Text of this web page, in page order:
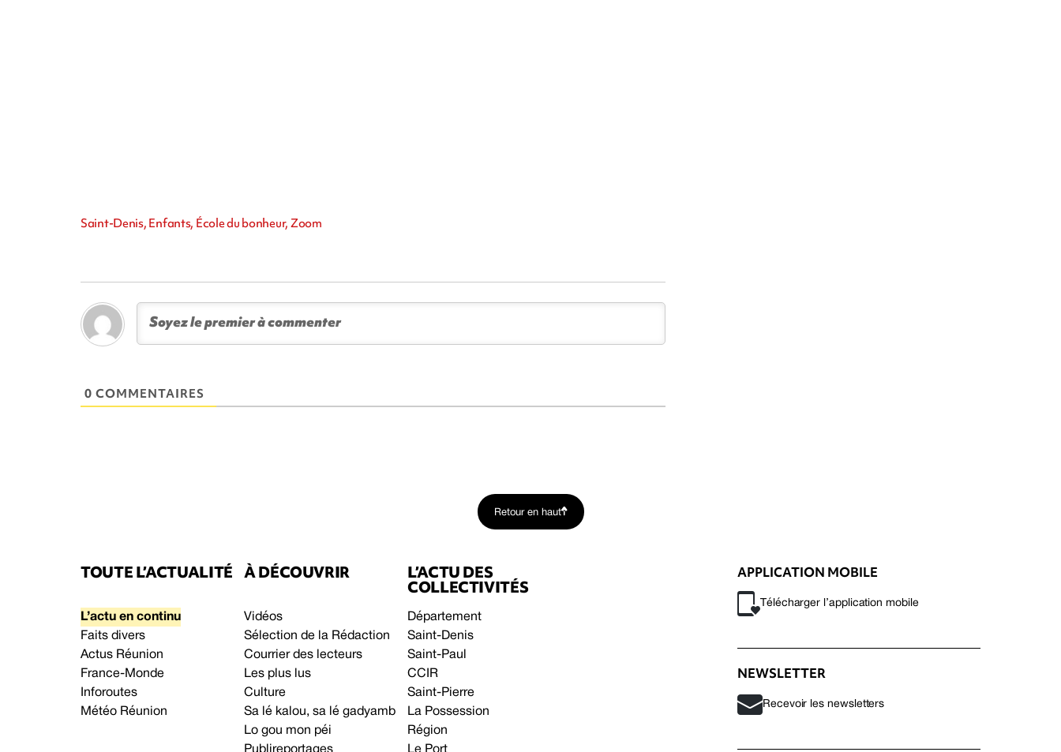
Saint-Denis, Enfants, École du bonheur, Zoom
0 COMMENTAIRES
Retour en haut
TOUTE L’ACTUALITÉ
L’actu en continu
Faits divers
Actus Réunion
France-Monde
Inforoutes
Météo Réunion
À DÉCOUVRIR
Vidéos
Sélection de la Rédaction
Courrier des lecteurs
Les plus lus
Culture
Sa lé kalou, sa lé gadyamb
Lo gou mon péi
Publireportages
L’ACTU DES
COLLECTIVITÉS
Département
Saint-Denis
Saint-Paul
CCIR
Saint-Pierre
La Possession
Région
Le Port
APPLICATION MOBILE
Télécharger l’application mobile
NEWSLETTER
Recevoir les newsletters